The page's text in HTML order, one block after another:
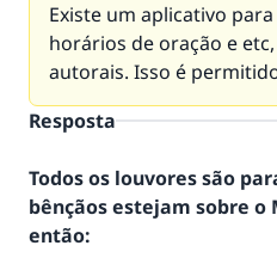
Existe um aplicativo
horários de oração e
autorais. Isso é
Resposta
Todos os louvores são
bênçãos estejam sobre o
então: